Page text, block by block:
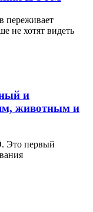
переживает
не хотят видеть
и
животным и
Это первый